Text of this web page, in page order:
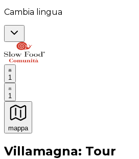
Cambia lingua
1
1
mappa
Esperienze culinarie
Villamagna: Tour